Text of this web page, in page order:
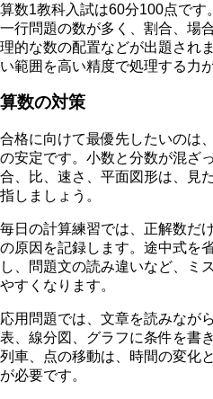
算数1教科入試は60分100点です
一行問題の数が多く、割合、場
理的な数の配置などが出題され
い範囲を高い精度で処理する力
算数の対策
合格に向けて最優先したいのは
の安定です。 小数と分数が混ざ
合、比、速さ、平面図形は、見
指しましょう。
毎日の計算練習では、正解数だ
の原因を記録します。 途中式を
し、問題文の読み違いなど、ミ
やすくなります。
応用問題では、文章を読みなが
表、線分図、グラフに条件を書
列車、点の移動は、時間の変化
が必要です。